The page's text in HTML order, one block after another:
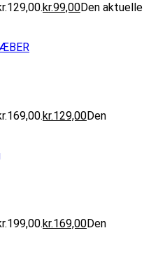
kr.99,00Den aktuelle
kr.129,00Den
kr.169,00Den